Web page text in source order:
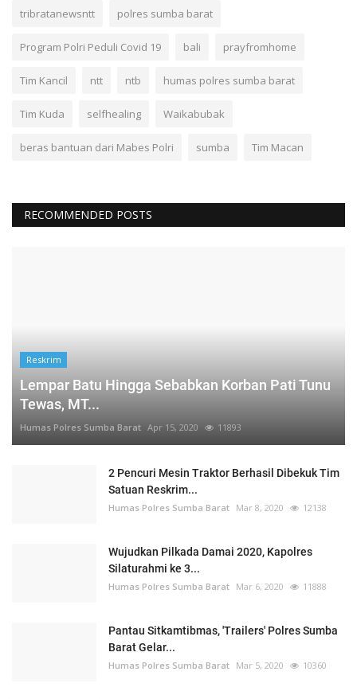
tribratanewsntt polres sumba barat
Program Polri Peduli Covid 19 bali prayfromhome
Tim Kancil ntt ntb humas polres sumba barat
Tim Kuda selfhealing Waikabubak
beras bantuan dari Mabes Polri sumba Tim Macan
RECOMMENDED POSTS
Reskrim
Lempar Batu Hingga Sebabkan Korban Pati Tunu
Tewas, MT...
Humas Polres Sumba Barat Apr 15, 2020 11893
2 Pencuri Mesin Traktor Berhasil Dibekuk Tim
Satuan Reskrim...
Humas Polres Sumba Barat Mar 8, 2020 12138
Wujudkan Pilkada Damai 2020, Kapolres
Silaturahmi ke 3...
Humas Polres Sumba Barat Mar 6, 2020 11888
Pantau Sitkamtibmas, 'Trailers' Polres Sumba
Barat Gelar...
Humas Polres Sumba Barat Mar 5, 2020 10360